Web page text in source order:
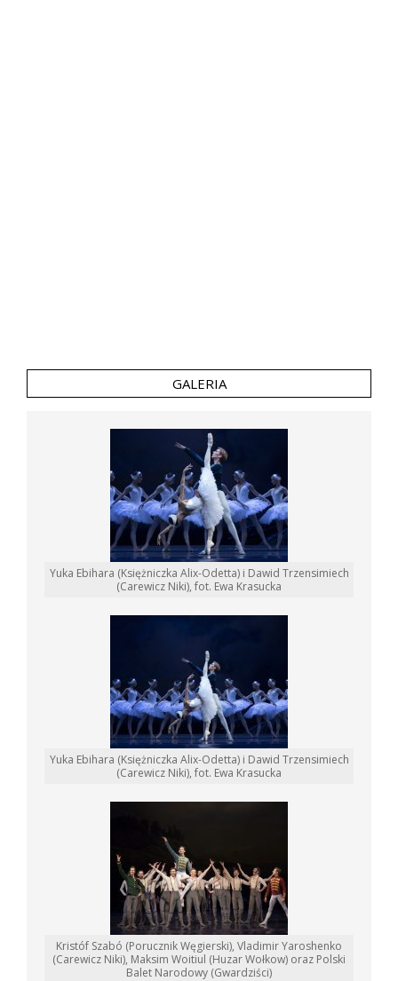
GALERIA
Yuka Ebihara (Księżniczka Alix-Odetta) i Dawid Trzensimiech
(Carewicz Niki), fot. Ewa Krasucka
Yuka Ebihara (Księżniczka Alix-Odetta) i Dawid Trzensimiech
(Carewicz Niki), fot. Ewa Krasucka
Kristóf Szabó (Porucznik Węgierski), Vladimir Yaroshenko
(Carewicz Niki), Maksim Woitiul (Huzar Wołkow) oraz Polski
Balet Narodowy (Gwardziści)